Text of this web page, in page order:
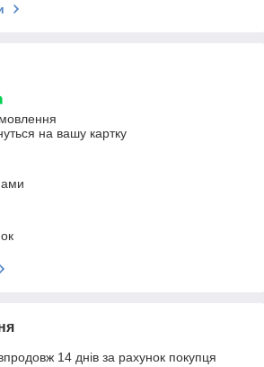
на вашу картку
14 днів за рахунок покупця